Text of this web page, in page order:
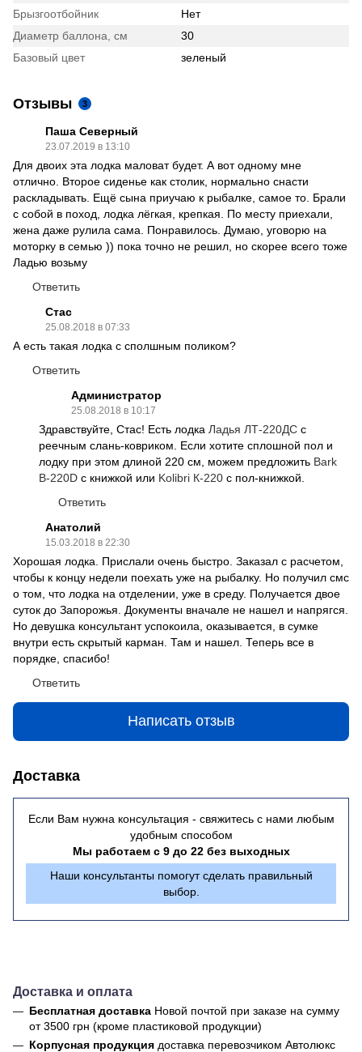
Брызгоотбойник
Нет
Диаметр баллона, см
30
Базовый цвет
зеленый
Отзывы 3
Паша Северный
23.07.2019 в 13:10
Для двоих эта лодка маловат будет. А вот одному мне
отлично. Второе сиденье как столик, нормально снасти
раскладывать. Ещё сына приучаю к рыбалке, самое то. Брали
с собой в поход, лодка лёгкая, крепкая. По месту приехали,
жена даже рулила сама. Понравилось. Думаю, уговорю на
моторку в семью )) пока точно не решил, но скорее всего тоже
Ладью возьму
Ответить
Стас
25.08.2018 в 07:33
А есть такая лодка с сполшным поликом?
Ответить
Администратор
25.08.2018 в 10:17
Здравствуйте, Стас! Есть лодка Ладья ЛТ-220ДС с
реечным слань-ковриком. Если хотите сплошной пол и
лодку при этом длиной 220 см, можем предложить Bark
B-220D с книжкой или Kolibri К-220 с пол-книжкой.
Ответить
Анатолий
15.03.2018 в 22:30
Хорошая лодка. Прислали очень быстро. Заказал с расчетом,
чтобы к концу недели поехать уже на рыбалку. Но получил смс
о том, что лодка на отделении, уже в среду. Получается двое
суток до Запорожья. Документы вначале не нашел и напрягся.
Но девушка консультант успокоила, оказывается, в сумке
внутри есть скрытый карман. Там и нашел. Теперь все в
порядке, спасибо!
Ответить
Написать отзыв
Доставка
Если Вам нужна консультация - свяжитесь с нами любым
удобным способом
Мы работаем с 9 до 22 без выходных
Наши консультанты помогут сделать правильный
выбор.
Доставка и оплата
Бесплатная доставка Новой почтой при заказе на сумму
от 3500 грн (кроме пластиковой продукции)
Корпусная продукция доставка перевозчиком Автолюкс